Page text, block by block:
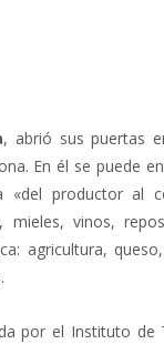
, abrió sus puertas
En él se puede
productor al
mieles, vinos,
agricultura,
por el Instituto de